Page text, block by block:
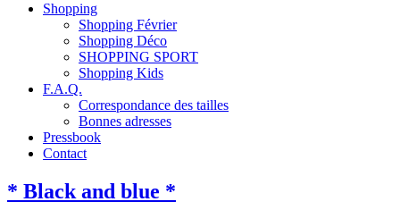
Shopping
Shopping Février
Shopping Déco
SHOPPING SPORT
Shopping Kids
F.A.Q.
Correspondance des tailles
Bonnes adresses
Pressbook
Contact
* Black and blue *